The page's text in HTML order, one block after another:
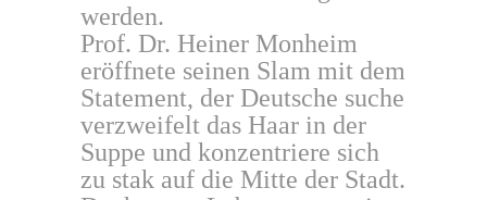
werden.
Prof. Dr. Heiner Monheim
eröffnete seinen Slam mit dem
Statement, der Deutsche suche
verzweifelt das Haar in der
Suppe und konzentriere sich
zu stak auf die Mitte der Stadt.